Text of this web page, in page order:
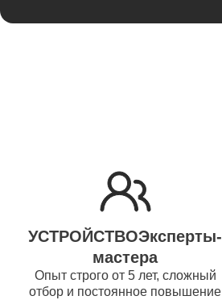
УСТРОЙСТВОЭксперты-
мастера
Опыт строго от 5 лет, сложный
отбор и постоянное повышение